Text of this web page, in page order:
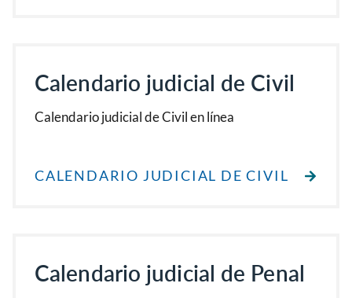
Calendario judicial de Civil
Calendario judicial de Civil en línea
CALENDARIO JUDICIAL DE CIVIL
Calendario judicial de Penal